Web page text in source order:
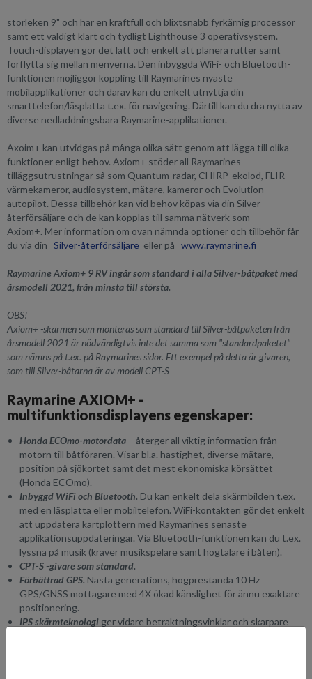
storleken 9" och har en kraftfull och blixtsnabb fyrkärnig processor
samt ett väldigt klart och tydligt Lighthouse 3 operativsystem.
Touch-displayen gör det lätt och enkelt att planera rutter samt
förflytta sig mellan menyerna. Den inbyggda WiFi- och Bluetooth-
funktionen möjliggör koppling till Raymarines nyaste
mobilapplikationer och därav kan du enkelt utnyttja din
smarttelefon/läsplatta t.ex. för navigering. Därtill kan du dra nytta av
diverse nedladdningsbara Raymarine-applikationer.
Axoim+ kan utvidgas på många olika sätt genom att lägga till olika
funktioner enligt behov. Axiom+ stöder all Raymarines
tilläggsutrustningar så som Quantum-radar, CHIRP-ekolod, FLIR-
värmekameror, audiosystem, mätare, kameror och Evolution-
autopilot. Dessa tillbehör kan vid behov köpas via din Silver-
återförsäljare och de kan kopplas till samma nätverk som
Axiom+. Mer information om ovan nämnda optioner och tillbehör får
du via din Silver-återförsäljare eller på www.raymarine.fi
Raymarine Axiom+ 9 RV ingår som standard i alla Silver-båtpaket med
årsmodell 2021, från minsta till största.
OBS!
Axiom+ -skärmen som monteras som standard till Silver-båtpaketen från
årsmodell 2021 är nödvändigtvis inte det samma som "standardpaketet"
som nämns på t.ex. på Raymarines sidor. Ett exempel på detta är givaren,
som till Silver-båtarna är av modell CPT-S
Raymarine AXIOM+ -
multifunktionsdisplayens egenskaper:
HondaECOmo-motordata – återger all viktig information från
motorn till båtföraren. Visar bl.a. hastighet, diverse mätare,
position på sjökortet samt det mest ekonomiska körsättet
(Honda ECOmo).
Inbyggd WiFi och Bluetooth. Du kan enkelt dela skärmbilden t.ex.
med en läsplatta eller mobiltelefon. WiFi-kontakten gör det enkelt
att uppdatera kartplottern med Raymarines senaste
applikationsuppdateringar. Via Bluetooth-funktionen kan du t.ex.
lyssna på musik (kräver musikspelare samt högtalare i båten).
CPT-S -givare som standard.
Förbättrad GPS. Nästa generations, högprestanda 10 Hz
GPS/GNSS mottagare med 4X ökad känslighet för ännu exaktare
positionering.
IPS skärmteknologi ger vidare betraktningsvinklar och skarpare